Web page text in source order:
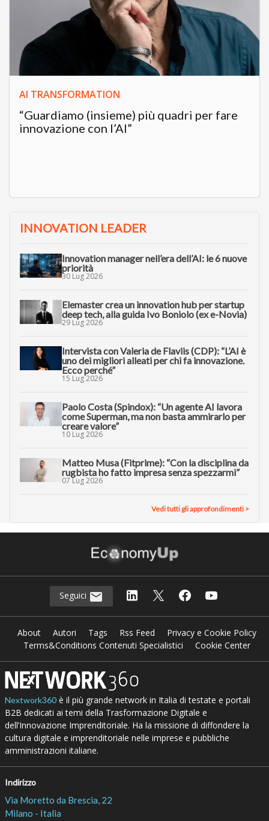
AI TRANSFORMATION
“Guardiamo (insieme) più quadri per fare
innovazione con l’AI”
INNOVATION LEADER
Innovation manager nell’era dell’AI: le 6 nuove
priorità
30 Lug 2026
Elemaster crea un innovation hub per startup
deep tech, alla guida Ivo Boniolo (ex e-Novia)
29 Lug 2026
Intervista con Valeria de Flaviis (CDP): “L’AI è
uno dei migliori alleati per chi fa innovazione.
Ecco perché”
15 Lug 2026
Paolo Costa (Spindox): “Un agente AI lavora
come Superman, ma non basta ammirarlo per
creare valore”
10 Lug 2026
Matteo Musa (Fitprime): “Con la disciplina da
rugbista ho fatto impresa senza spezzarmi”
07 Lug 2026
Vedi tutti gli approfondimenti >
Seguici
About Autori Tags Rss Feed
Privacy e Cookie Policy
Terms&Conditions Contenuti Specialistici
Cookie Center
Nextwork360è il più grande network in Italia di testate e portali
B2B dedicati ai temi della Trasformazione Digitale e
dell’Innovazione Imprenditoriale. Ha la missione di diffondere la
cultura digitale e imprenditoriale nelle imprese e pubbliche
amministrazioni italiane.
Indirizzo
Via Moretto da Brescia, 22
Milano - Italia